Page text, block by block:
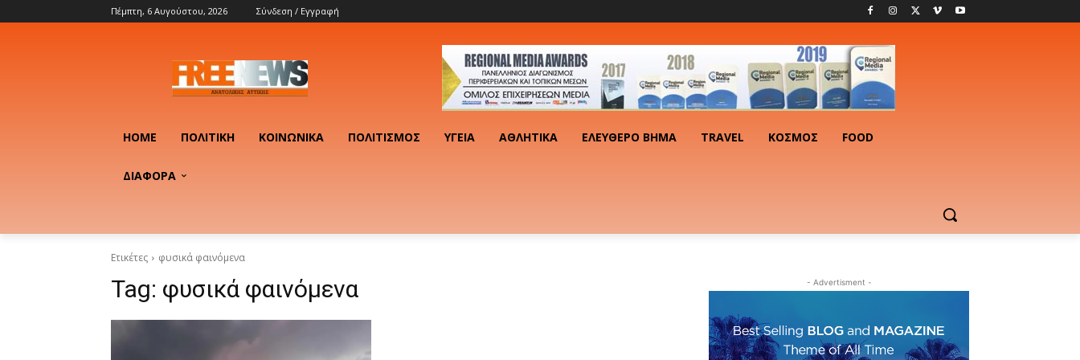
Πέμπτη, 6 Αυγούστου, 2026 Σύνδεση / Εγγραφή
HOME ΠΟΛΙΤΙΚΉ ΚΟΙΝΩΝΙΚΆ ΠΟΛΙΤΙΣΜΌΣ ΥΓΕΊΑ ΑΘΛΗΤΙΚΆ ΕΛΕΎΘΕΡΟ ΒΉΜΑ TRAVEL ΚΟΣΜΟΣ FOOD
ΔΙΑΦΟΡΑ
Ετικέτες φυσικά φαινόμενα
Tag: φυσικά φαινόμενα - Advertisment -